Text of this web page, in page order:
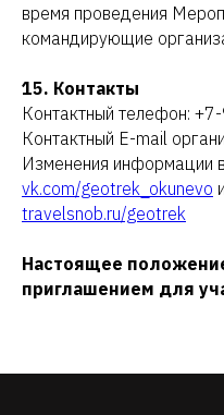
время проведения
командирующие
15. Контакты
Контактный телефон:
Контактный Е-mail
Изменения информации
vk.com/geotrek_okunevo
travelsnob.ru/geotrek
Настоящее
приглашением для